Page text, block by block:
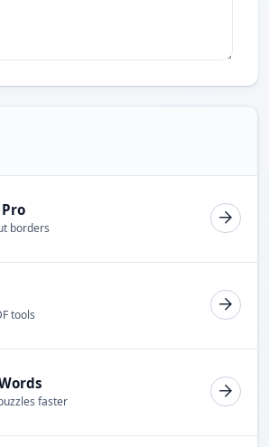
borders
tools
faster